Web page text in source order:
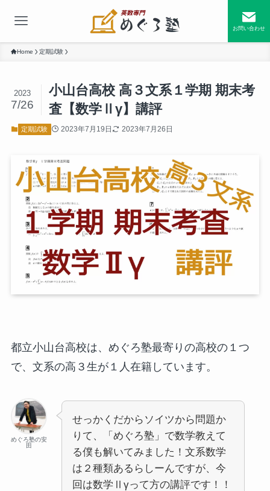
お問い合わせ
Home 定期試験
小山台高校 高３文系１学期 期末考
査【数学Ⅱγ】講評
2023
7/26
定期試験 2023年7月19日 2023年7月26日
都立小山台高校は、めぐろ塾最寄りの高校の１つ
で、文系の高３生が１人在籍しています。
めぐろ塾の安
田
せっかくだからソイツから問題か
りて、「めぐろ塾」で数学教えて
る僕も解いてみました！文系数学
は２種類あるらしーんですが、今
回は数学Ⅱγって方の講評です！！